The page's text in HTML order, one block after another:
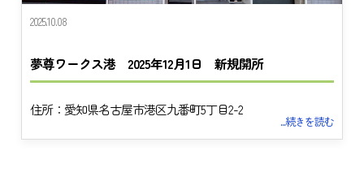
2025.10.08
夢尊ワークス港 2025年12月1日 新規開所
住所：愛知県名古屋市港区九番町5丁目2-2
...続きを読む